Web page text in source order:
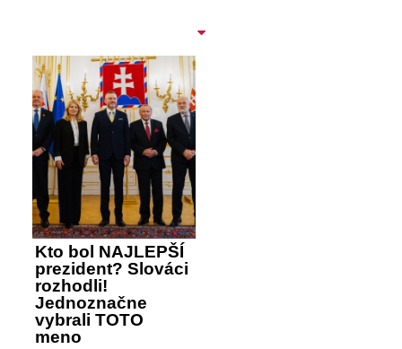
Kto bol NAJLEPŠÍ
prezident? Slováci
rozhodli!
Jednoznačne
vybrali TOTO
meno